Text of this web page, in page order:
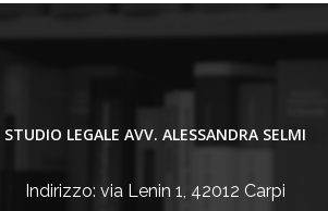
STUDIO LEGALE AVV. ALESSANDRA SELMI
Indirizzo: via Lenin 1, 42012 Carpi